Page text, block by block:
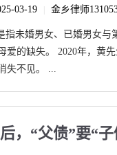
03-19 金乡律师
指未婚男女、已婚男女
爱的缺失。 2020年，黄
失不见。 ...
，“父债”要“子